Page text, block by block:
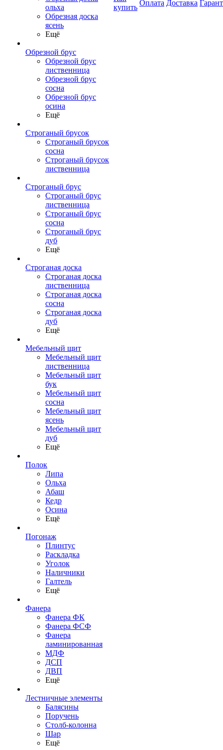
ольха
Обрезная доска
ясень
Ещё
Обрезной брус
Обрезной брус
лиственница
Обрезной брус
сосна
Обрезной брус
осина
Ещё
Строганый брусок
Строганый брусок
сосна
Строганый брусок
лиственница
Строганый брус
Строганый брус
лиственница
Строганый брус
сосна
Строганый брус
дуб
Ещё
Строганая доска
Строганая доска
лиственница
Строганая доска
сосна
Строганая доска
дуб
Ещё
Мебельный щит
Мебельный щит
лиственница
Мебельный щит
бук
Мебельный щит
сосна
Мебельный щит
ясень
Мебельный щит
дуб
Ещё
Полок
Липа
Ольха
Абаш
Кедр
Осина
Ещё
Погонаж
Плинтус
Раскладка
Уголок
Наличники
Галтель
Ещё
Фанера
Фанера ФК
Фанера ФСФ
Фанера
ламинированная
МДФ
ДСП
ДВП
Ещё
Лестничные элементы
Балясины
Поручень
Столб-колонна
Шар
Ещё
купить
Оплата Доставка